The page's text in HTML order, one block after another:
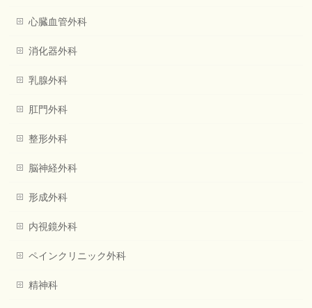
心臓血管外科
消化器外科
乳腺外科
肛門外科
整形外科
脳神経外科
形成外科
内視鏡外科
ペインクリニック外科
精神科